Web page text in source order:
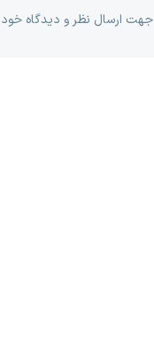
جهت ارسال نظر و دیدگاه